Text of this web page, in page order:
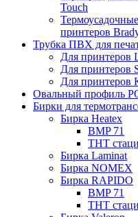
Touch
принтеров
Трубка ПВХ для
Для принтеров
Для принтеров
Для
Овальный профиль
Бирки для
Бирка Heatex
BMP 71
THT
Бирка Laminat
Бирка NOMEX
Бирка RAPIDO
BMP 71
THT